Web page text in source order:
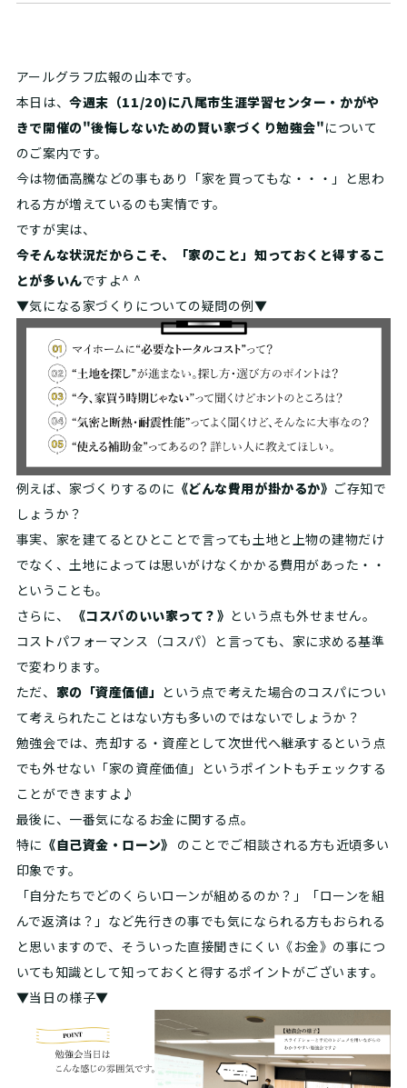
アールグラフ広報の山本です。
本日は、今週末（11/20)に八尾市生涯学習センター・かがや
きで開催の"後悔しないための賢い家づくり勉強会"について
のご案内です。
今は物価高騰などの事もあり「家を買ってもな・・・」と思わ
れる方が増えているのも実情です。
ですが実は、
今そんな状況だからこそ、「家のこと」知っておくと得するこ
とが多いんですよ^ ^
▼気になる家づくりについての疑問の例▼
例えば、家づくりするのに 《どんな費用が掛かるか》 ご存知で
しょうか？
事実、家を建てるとひとことで言っても土地と上物の建物だけ
でなく、土地によっては思いがけなくかかる費用があった・・
ということも。
さらに、
《コスパのいい家って？》 という点も外せません。
コストパフォーマンス（コスパ）と言っても、家に求める基準
で変わります。
ただ、 家の「資産価値」 という点で考えた場合のコスパについ
て考えられたことはない方も多いのではないでしょうか？
勉強会では、売却する・資産として次世代へ継承するという点
でも外せない「家の資産価値」というポイントもチェックする
ことができますよ♪
最後に、一番気になるお金に関する点。
特に 《自己資金・ローン》 のことでご相談される方も近頃多い
印象です。
「自分たちでどのくらいローンが組めるのか？」「ローンを組
んで返済は？」など先行きの事でも気になられる方もおられる
と思いますので、そういった直接聞きにくい《お金》の事につ
いても知識として知っておくと得するポイントがございます。
▼当日の様子▼